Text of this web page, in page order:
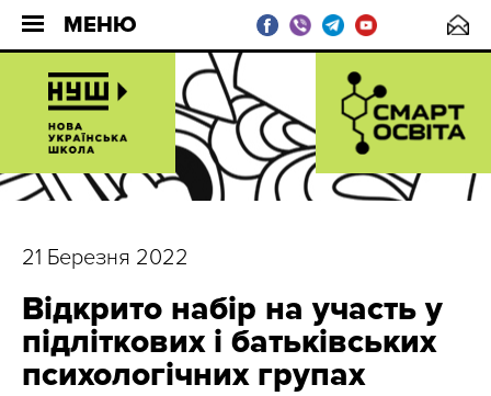
МЕНЮ
21 Березня 2022
Відкрито набір на участь у
підліткових і батьківських
психологічних групах